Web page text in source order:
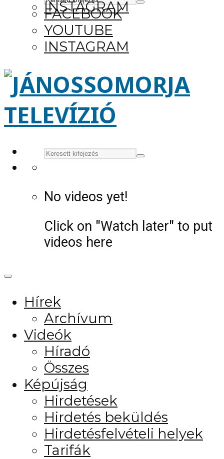
INSTAGRAM
FACEBOOK
YOUTUBE
INSTAGRAM
No videos yet!
Click on "Watch later" to put
videos here
Hírek
Archívum
Videók
Híradó
Összes
Képújság
Hirdetések
Hirdetés beküldés
Hirdetésfelvételi helyek
Tarifák